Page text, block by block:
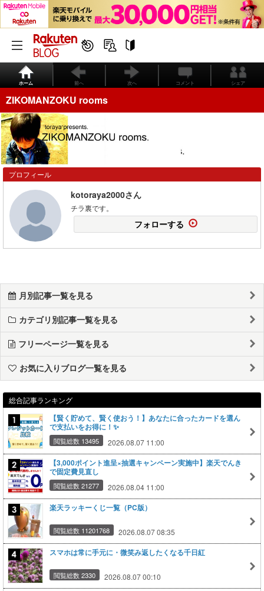
ホーム 前へ 次へ コメント シェア
ZIKOMANZOKU rooms
プロフィール
kotoraya2000さん
チラ裏です。
フォローする
月別記事一覧を見る
カテゴリ別記事一覧を見る
フリーページ一覧を見る
お気に入りブログ一覧を見る
総合記事ランキング
【賢く貯めて、賢く使おう！】あなたに合ったカードを選ん
で支払いをお得に！✨
閲覧総数 13495 2026.08.07 11:00
【3,000ポイント進呈×抽選キャンペーン実施中】楽天でんき
で固定費見直し
閲覧総数 21277 2026.08.04 11:00
楽天ラッキーくじ一覧（PC版）
閲覧総数 11201768 2026.08.07 08:35
スマホは常に手元に・微笑み返したくなる千日紅
閲覧総数 2330 2026.08.07 00:10